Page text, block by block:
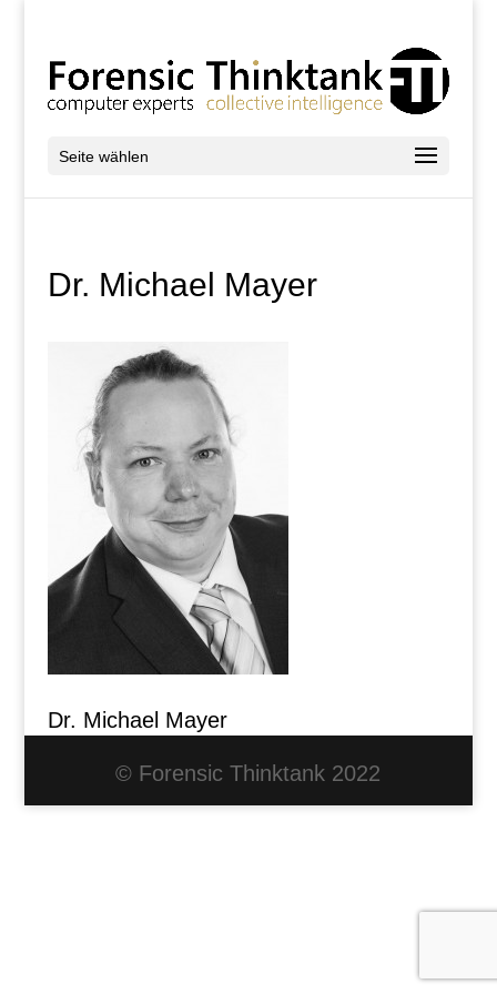
Seite wählen
Dr. Michael Mayer
Dr. Michael Mayer
© Forensic Thinktank 2022